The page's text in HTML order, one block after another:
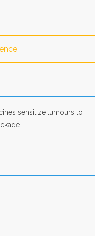
sensitize tumours to